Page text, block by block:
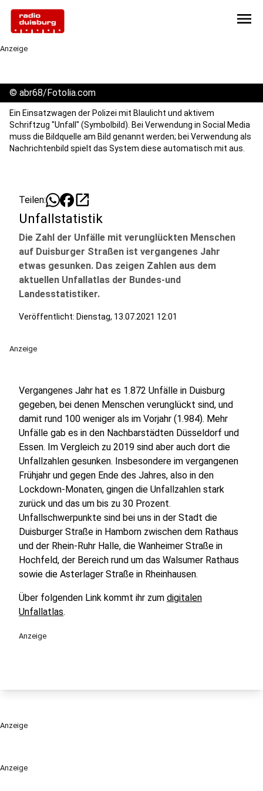
menu
Anzeige
Anzeige
© abr68/Fotolia.com
Ein Einsatzwagen der Polizei mit Blaulicht und aktivem
Schriftzug "Unfall" (Symbolbild). Bei Verwendung in Social Media
muss die Bildquelle am Bild genannt werden; bei Verwendung als
Nachrichtenbild spielt das System diese automatisch mit aus.
Teilen: open_in_new
Unfallstatistik
Die Zahl der Unfälle mit verunglückten Menschen
auf Duisburger Straßen ist vergangenes Jahr
etwas gesunken. Das zeigen Zahlen aus dem
aktuellen Unfallatlas der Bundes-und
Landesstatistiker.
Veröffentlicht: Dienstag, 13.07.2021 12:01
Anzeige
Vergangenes Jahr hat es 1.872 Unfälle in Duisburg
gegeben, bei denen Menschen verunglückt sind, und
damit rund 100 weniger als im Vorjahr (1.984). Mehr
Unfälle gab es in den Nachbarstädten Düsseldorf und
Essen. Im Vergleich zu 2019 sind aber auch dort die
Unfallzahlen gesunken. Insbesondere im vergangenen
Frühjahr und gegen Ende des Jahres, also in den
Lockdown-Monaten, gingen die Unfallzahlen stark
zurück und das um bis zu 30 Prozent.
Unfallschwerpunkte sind bei uns in der Stadt die
Duisburger Straße in Hamborn zwischen dem Rathaus
und der Rhein-Ruhr Halle, die Wanheimer Straße in
Hochfeld, der Bereich rund um das Walsumer Rathaus
sowie die Asterlager Straße in Rheinhausen.
Über folgenden Link kommt ihr zum digitalen
Unfallatlas.
Anzeige
Anzeige